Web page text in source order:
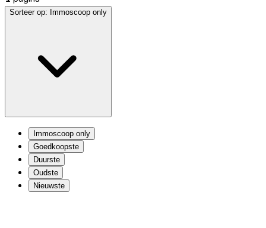
Sorteer op: Immoscoop only
Immoscoop only
Goedkoopste
Duurste
Oudste
Nieuwste